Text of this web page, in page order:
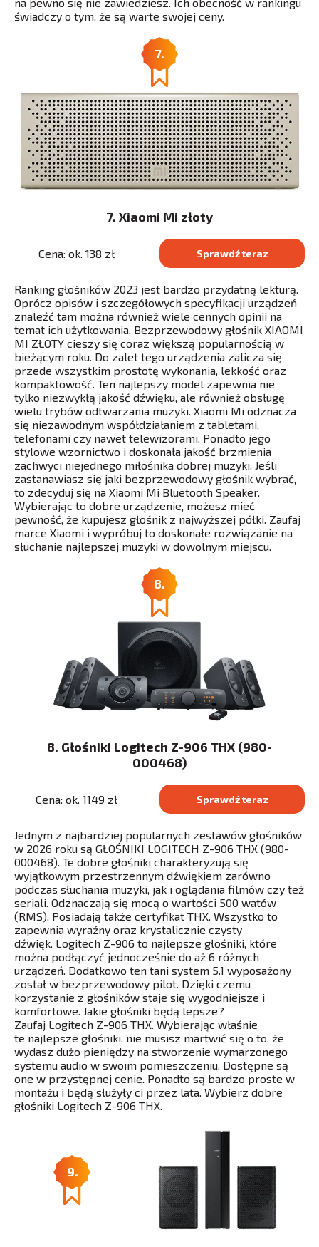
świadczy o tym, że są warte swojej ceny.
7.
7. Xiaomi Mi złoty
Cena: ok. 138 zł Sprawdź teraz
Ranking głośników 2023 jest bardzo przydatną lekturą.
Oprócz opisów i szczegółowych specyfikacji urządzeń
znaleźć tam można również wiele cennych opinii na
temat ich użytkowania. Bezprzewodowy głośnik XIAOMI
MI ZŁOTY cieszy się coraz większą popularnością w
bieżącym roku. Do zalet tego urządzenia zalicza się
przede wszystkim prostotę wykonania, lekkość oraz
kompaktowość. Ten najlepszy model zapewnia nie
tylko niezwykłą jakość dźwięku, ale również obsługę
wielu trybów odtwarzania muzyki. Xiaomi Mi odznacza
się niezawodnym współdziałaniem z tabletami,
telefonami czy nawet telewizorami. Ponadto jego
stylowe wzornictwo i doskonała jakość brzmienia
zachwyci niejednego miłośnika dobrej muzyki. Jeśli
zastanawiasz się jaki bezprzewodowy głośnik wybrać,
to zdecyduj się na Xiaomi Mi Bluetooth Speaker.
Wybierając to dobre urządzenie, możesz mieć
pewność, że kupujesz głośnik z najwyższej półki. Zaufaj
marce Xiaomi i wypróbuj to doskonałe rozwiązanie na
słuchanie najlepszej muzyki w dowolnym miejscu.
8.
8. Głośniki Logitech Z-906 THX (980-
000468)
Cena: ok. 1149 zł Sprawdź teraz
Jednym z najbardziej popularnych zestawów głośników
w 2026 roku są GŁOŚNIKI LOGITECH Z-906 THX (980-
000468). Te dobre głośniki charakteryzują się
wyjątkowym przestrzennym dźwiękiem zarówno
podczas słuchania muzyki, jak i oglądania filmów czy też
seriali. Odznaczają się mocą o wartości 500 watów
(RMS). Posiadają także certyfikat THX. Wszystko to
zapewnia wyraźny oraz krystalicznie czysty
dźwięk. Logitech Z-906 to najlepsze głośniki, które
można podłączyć jednocześnie do aż 6 różnych
urządzeń. Dodatkowo ten tani system 5.1 wyposażony
został w bezprzewodowy pilot. Dzięki czemu
korzystanie z głośników staje się wygodniejsze i
komfortowe. Jakie głośniki będą lepsze?
Zaufaj Logitech Z-906 THX. Wybierając właśnie
te najlepsze głośniki, nie musisz martwić się o to, że
wydasz dużo pieniędzy na stworzenie wymarzonego
systemu audio w swoim pomieszczeniu. Dostępne są
one w przystępnej cenie. Ponadto są bardzo proste w
montażu i będą służyły ci przez lata. Wybierz dobre
głośniki Logitech Z-906 THX.
9.